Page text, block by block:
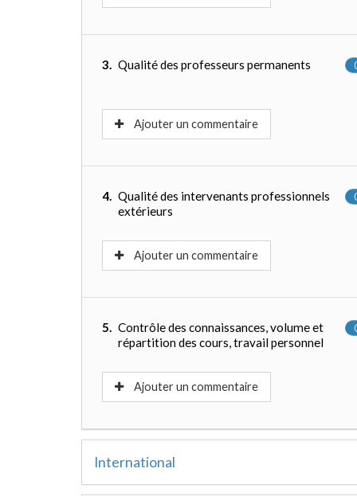
3. Qualité des professeurs permanents
Ajouter un commentaire
4. Qualité des intervenants professionnels
extérieurs
Ajouter un commentaire
5. Contrôle des connaissances, volume et
répartition des cours, travail personnel
Ajouter un commentaire
International